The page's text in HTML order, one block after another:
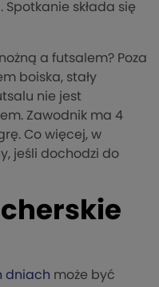
. Spotkanie składa się
a futsalem? Poza
boiska, stały
nie jest
Zawodnik ma 4
Co więcej, w
jeśli dochodzi do
dniach może być